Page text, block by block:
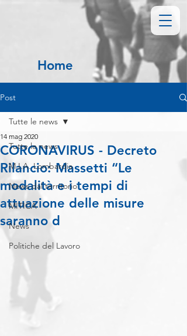
Home
Post
Tutte le news
M.I.A. Lombardia
News dal territorio
MITICA
News
Politiche del Lavoro
Tutte le news
CORONAVIRUS - Decreto
Rilancio: Massetti “Le
modalità e i tempi di
attuazione delle misure
saranno d
14 mag 2020